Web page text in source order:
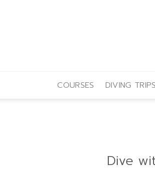
COURSES DIVING TRIPS
Dive